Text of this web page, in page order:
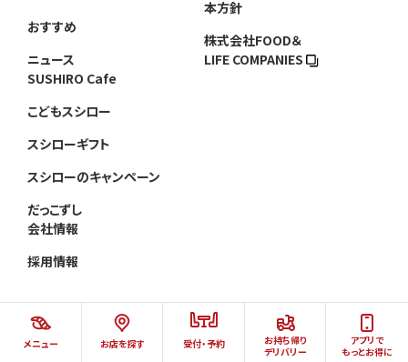
メニュー お店を探す 受付・予約
お持ち帰り
デリバリー
アプリで
もっとお得に
おすすめ
ニュース
SUSHIRO Cafe
こどもスシロー
スシローギフト
スシローのキャンペーン
だっこずし
会社情報
採用情報
本方針
株式会社FOOD＆
LIFE COMPANIES
©AKINDO SUSHIRO CO.,LTD.ALL RIGHTS RESERVED.